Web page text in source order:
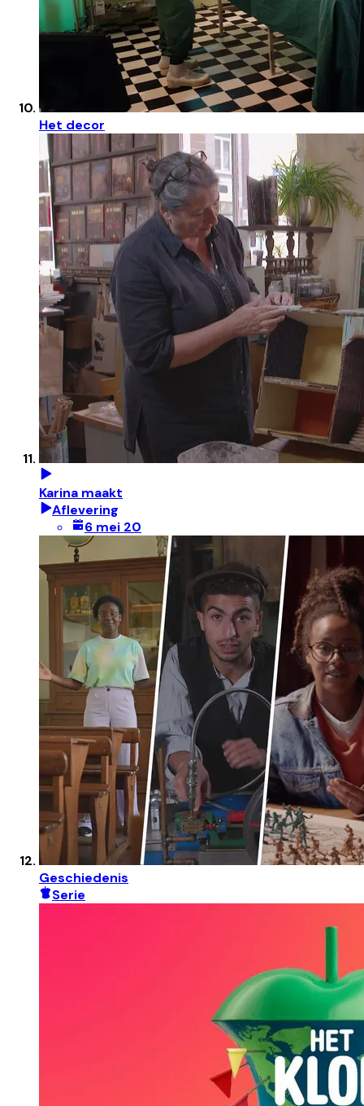
Het decor
Karina maakt
Aflevering
6 mei 20
Geschiedenis
Serie